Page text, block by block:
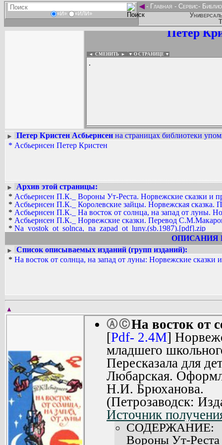
«И» «ИЛИ»
◄- Главная - Сервис-
Петер
◄ СМЕНИТЬ ► ▼ О СТРАНИЦЕ ▼
.
Вадим Ершов...
► Петер Кристен Асбьернсен на страницах библиотеки
* Асбьернсен Петер Кристен
►
Архив этой страницы:
* Асбьернсен П.К._ Вороны Ут-Реста. Норвежские сказки и
* Асбьернсен П.К._ Королевские зайцы. Норвежская
* Асбьернсен П.К._ На восток от солнца, на запад от луны.
* Асбьернсен П.К._ Норвежские сказки. Перевод
* Na_vostok_ot_solnca,_na_zapad_ot_luny.(sb.1987).[pdf].zip
ОПИСАНИЯ
►
Список описываемых изданий (групп изданий):
* На восток от солнца, на запад от луны: Норвежские сказки
▲
ⒶⒸНа восток от
[Pdf- 2.4M]
младшего
Пересказала для
Любарская.
Н.И. Брюханова.
(Петрозаводск:
Источник
СОДЕРЖАНИЕ:
Вороны Ут-Реста